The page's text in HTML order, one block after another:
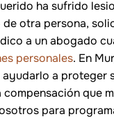
ha sufrido
otra persona,
a un abogado
personales. En
a proteger
que
para